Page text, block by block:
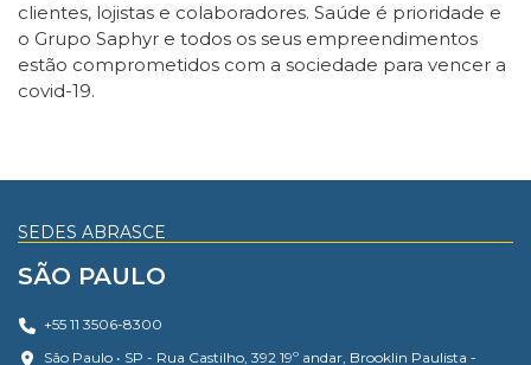
clientes, lojistas e colaboradores. Saúde é prioridade e
o Grupo Saphyr e todos os seus empreendimentos
estão comprometidos com a sociedade para vencer a
covid-19.
SEDES ABRASCE
SÃO PAULO
+55 11 3506-8300
São Paulo • SP - Rua Castilho, 392 19º andar, Brooklin Paulista -